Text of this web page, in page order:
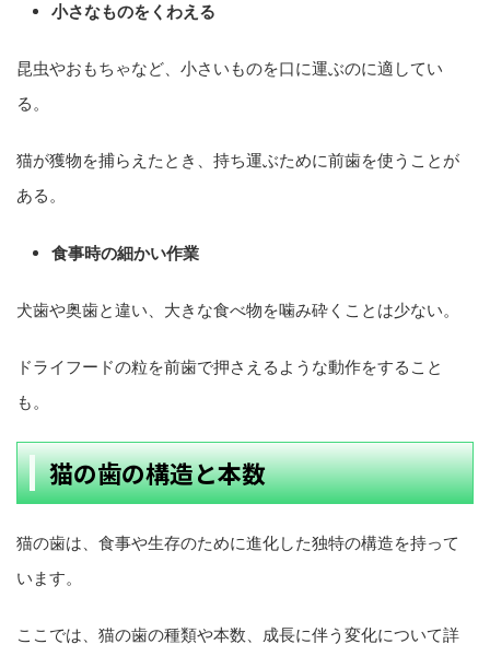
小さなものをくわえる
昆虫やおもちゃなど、小さいものを口に運ぶのに適してい
る。
猫が獲物を捕らえたとき、持ち運ぶために前歯を使うことが
ある。
食事時の細かい作業
犬歯や奥歯と違い、大きな食べ物を噛み砕くことは少ない。
ドライフードの粒を前歯で押さえるような動作をすること
も。
猫の歯の構造と本数
猫の歯は、食事や生存のために進化した独特の構造を持って
います。
ここでは、猫の歯の種類や本数、成長に伴う変化について詳